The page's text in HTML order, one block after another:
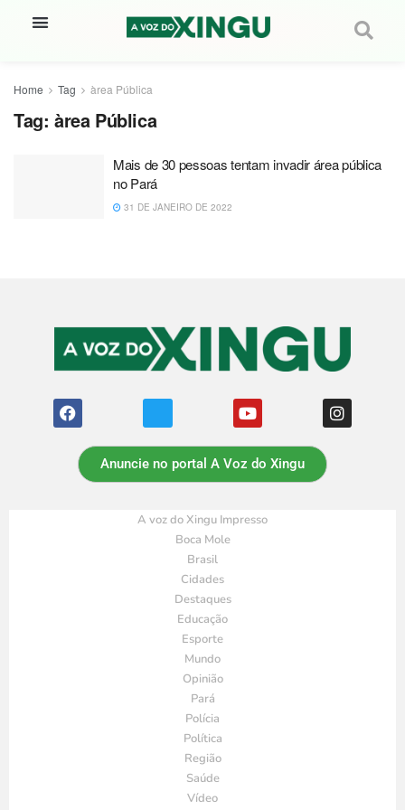
Home Tag àrea Pública
Tag: àrea Pública
Mais de 30 pessoas tentam invadir área pública
no Pará
31 DE JANEIRO DE 2022
Anuncie no portal A Voz do Xingu
A voz do Xingu Impresso
Boca Mole
Brasil
Cidades
Destaques
Educação
Esporte
Mundo
Opinião
Pará
Polícia
Política
Região
Saúde
Vídeo